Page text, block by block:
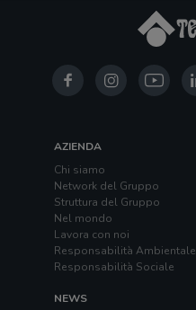
AZIENDA
Chi siamo
Network del Gruppo
Struttura del Gruppo
Nel mondo
Lavora con noi
Responsabilità Ambientale
Responsabilità Sociale
NEWS